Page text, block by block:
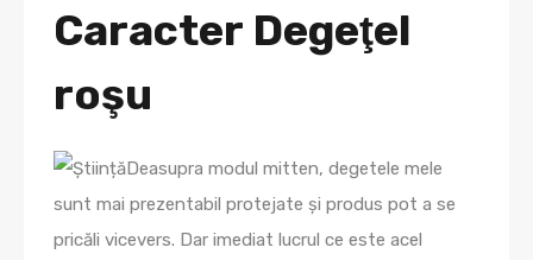
Caracter Degeţel
roşu
Deasupra modul mitten, degetele mele
sunt mai prezentabil protejate și produs pot a se
pricăli vicevers. Dar imediat lucrul ce este acel